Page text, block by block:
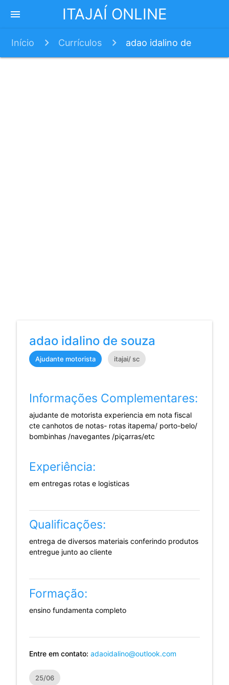
ITAJAÍ ONLINE
menu
Início Currículos adao idalino de
adao idalino de souza
Ajudante motorista itajai/ sc
Informações Complementares:
ajudante de motorista experiencia em nota fiscal
cte canhotos de notas- rotas itapema/ porto-belo/
bombinhas /navegantes /piçarras/etc
Experiência:
em entregas rotas e logisticas
Qualificações:
entrega de diversos materiais conferindo produtos
entregue junto ao cliente
Formação:
ensino fundamenta completo
Entre em contato: adaoidalino@outlook.com
25/06